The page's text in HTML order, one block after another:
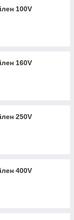
100V
160V
250V
400V